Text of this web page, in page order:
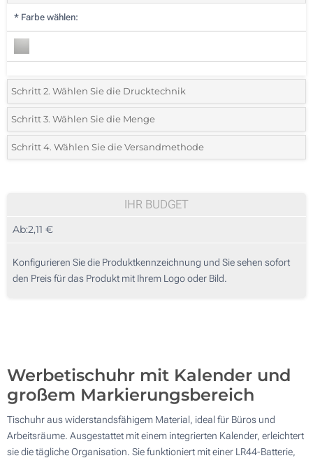
* Farbe wählen:
Schritt 2. Wählen Sie die Drucktechnik
*Wählen Sie die Druck- und Farbtechniken für Ihr Logo:
1 Farbig (Vorderseite)
Vollfarbdruck (Vorderseite)
Schritt 3. Wählen Sie die Menge
*Bitte wählen Sie Ihre gewünschte Menge
50
125
250
Schritt 4. Wählen Sie die Versandmethode
IHR BUDGET
Ab:2,11 €
Konfigurieren Sie die Produktkennzeichnung und Sie sehen sofort
den Preis für das Produkt mit Ihrem Logo oder Bild.
Werbetischuhr mit Kalender und
großem Markierungsbereich
Tischuhr aus widerstandsfähigem Material, ideal für Büros und
Arbeitsräume. Ausgestattet mit einem integrierten Kalender, erleichtert
sie die tägliche Organisation. Sie funktioniert mit einer LR44-Batterie,